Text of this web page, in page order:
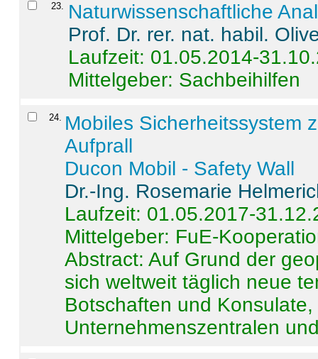
23. Naturwissenschaftliche
Prof. Dr. rer. nat. habil.
Laufzeit: 01.05.2014-
Mittelgeber: Sachbeihilfen
24. Mobiles Sicherheitssystem
Aufprall
Ducon Mobil - Safety Wall
Dr.-Ing. Rosemarie
Laufzeit: 01.05.2017-
Mittelgeber: FuE-
Abstract:Auf Grund der
sich weltweit täglich neue
Botschaften und
Unternehmenszentralen